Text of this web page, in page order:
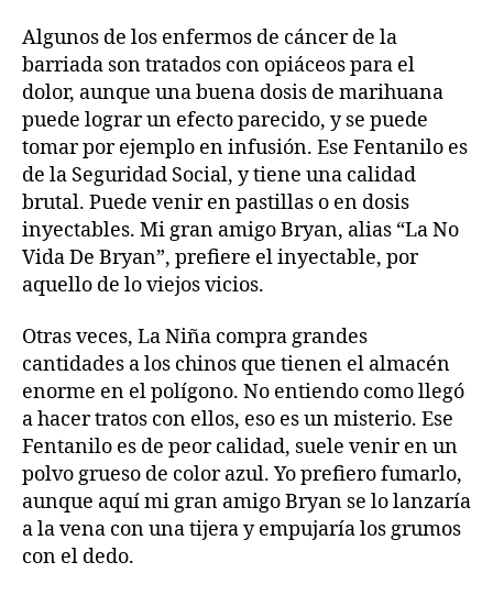
Algunos de los enfermos de cáncer de la
barriada son tratados con opiáceos para el
dolor, aunque una buena dosis de marihuana
puede lograr un efecto parecido, y se puede
tomar por ejemplo en infusión. Ese Fentanilo es
de la Seguridad Social, y tiene una calidad
brutal. Puede venir en pastillas o en dosis
inyectables. Mi gran amigo Bryan, alias “La No
Vida De Bryan”, prefiere el inyectable, por
aquello de lo viejos vicios.
Otras veces, La Niña compra grandes
cantidades a los chinos que tienen el almacén
enorme en el polígono. No entiendo como llegó
a hacer tratos con ellos, eso es un misterio. Ese
Fentanilo es de peor calidad, suele venir en un
polvo grueso de color azul. Yo prefiero fumarlo,
aunque aquí mi gran amigo Bryan se lo lanzaría
a la vena con una tijera y empujaría los grumos
con el dedo.